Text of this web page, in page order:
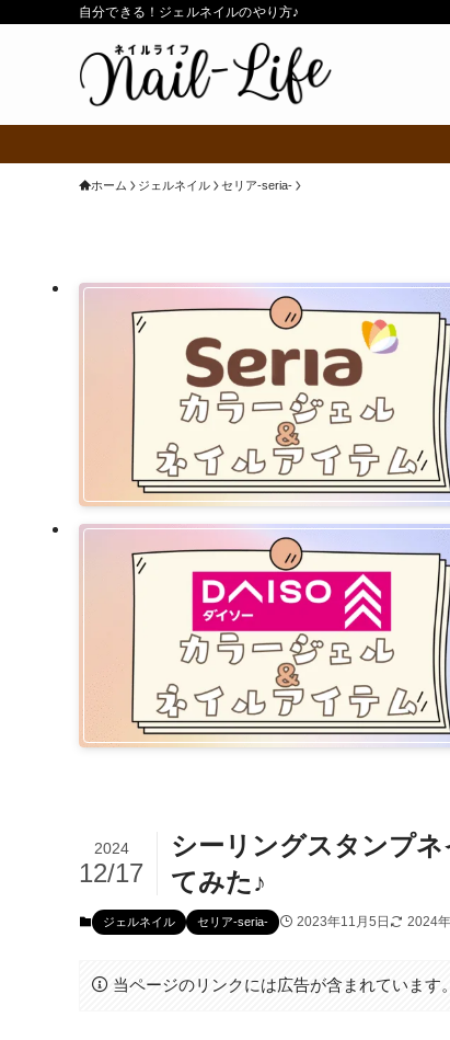
自分できる！ジェルネイルのやり方♪
ホーム ジェルネイル セリア-seria-
シーリングスタンプ
てみた♪
2024
12/17
ジェルネイル セリア-seria- 2023年11月5日 2024
当ページのリンクには広告が含まれています。